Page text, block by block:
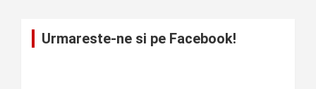
Urmareste-ne si pe Facebook!